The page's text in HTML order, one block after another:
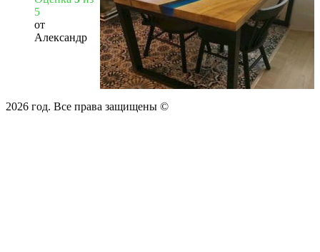
5
от
Александр
2026 год. Все права защищены ©